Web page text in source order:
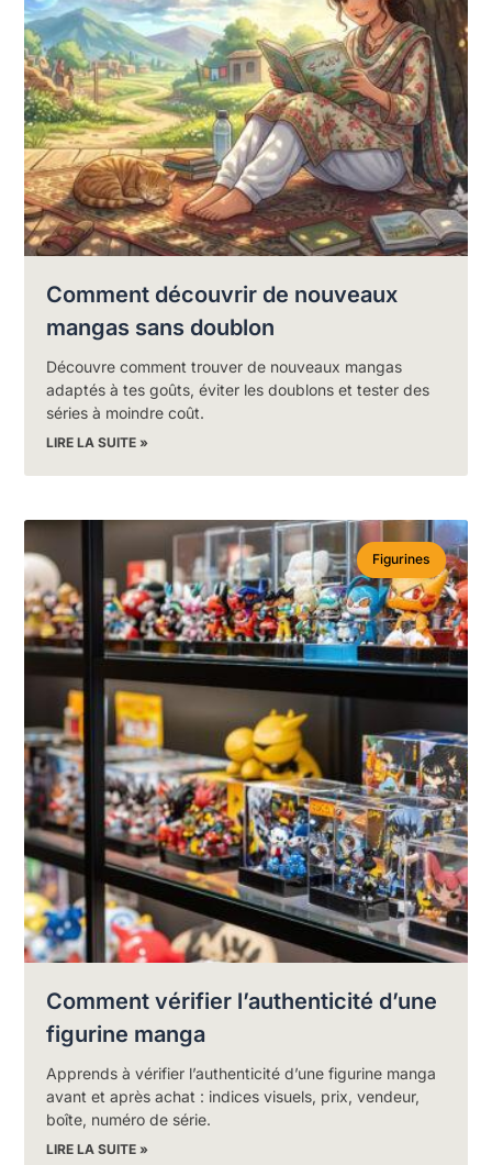
Comment découvrir de nouveaux
mangas sans doublon
Découvre comment trouver de nouveaux mangas
adaptés à tes goûts, éviter les doublons et tester des
séries à moindre coût.
LIRE LA SUITE »
Figurines
Comment vérifier l’authenticité d’une
figurine manga
Apprends à vérifier l’authenticité d’une figurine manga
avant et après achat : indices visuels, prix, vendeur,
boîte, numéro de série.
LIRE LA SUITE »